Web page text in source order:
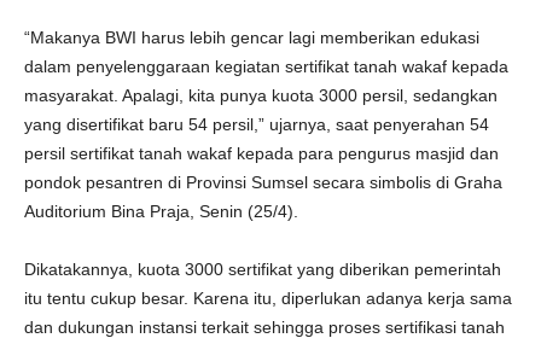
“Makanya BWI harus lebih gencar lagi memberikan edukasi
dalam penyelenggaraan kegiatan sertifikat tanah wakaf kepada
masyarakat. Apalagi, kita punya kuota 3000 persil, sedangkan
yang disertifikat baru 54 persil,” ujarnya, saat penyerahan 54
persil sertifikat tanah wakaf kepada para pengurus masjid dan
pondok pesantren di Provinsi Sumsel secara simbolis di Graha
Auditorium Bina Praja, Senin (25/4).
Dikatakannya, kuota 3000 sertifikat yang diberikan pemerintah
itu tentu cukup besar. Karena itu, diperlukan adanya kerja sama
dan dukungan instansi terkait sehingga proses sertifikasi tanah